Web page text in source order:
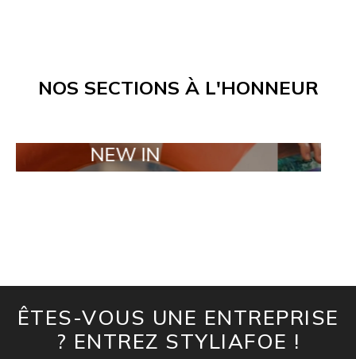
NOS SECTIONS À L'HONNEUR
NEW IN TAILOR
ÊTES-VOUS UNE ENTREPRISE
? ENTREZ STYLIAFOE !